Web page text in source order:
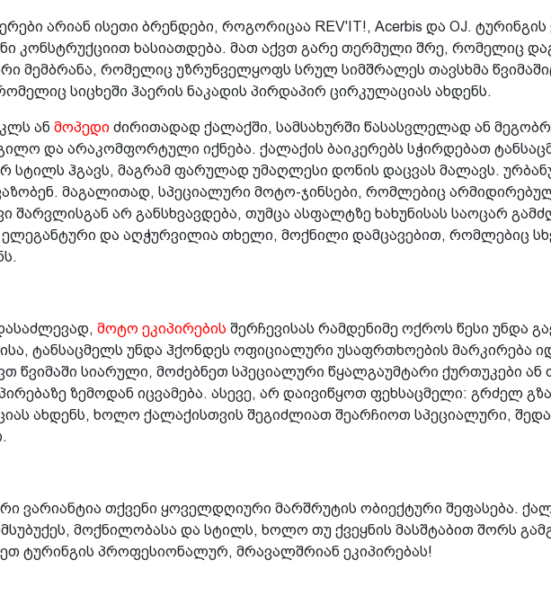
არიან ისეთი ბრენდები, როგორიცაა REV'IT!, Acerbis და OJ.
კონსტრუქციით ხასიათდება. მათ აქვთ გარე თერმული შრე, რომელიც
მემბრანა, რომელიც უზრუნველყოფს სრულ სიმშრალეს თავსხმა
სიცხეში ჰაერის ნაკადის პირდაპირ ცირკულაციას ახდენს.
ან მოპედი ძირითადად ქალაქში, სამსახურში წასასვლელად ან
და არაკომფორტული იქნება. ქალაქის ბაიკერებს სჭირდებათ
ჰგავს, მაგრამ ფარულად უმაღლესი დონის დაცვას მალავს.
მაგალითად, სპეციალური მოტო-ჯინსები, რომლებიც
შარვლისგან არ განსხვავდება, თუმცა ასფალტზე ხახუნისას საოცარ
ელეგანტური და აღჭურვილია თხელი, მოქნილი დამცავებით, რომლებიც
მოტო ეკიპირების შერჩევისას რამდენიმე ოქროს წესი უნდა
ტანსაცმელს უნდა ჰქონდეს ოფიციალური უსაფრთხოების მარკირება
წვიმაში სიარული, მოძებნეთ სპეციალური წყალგაუმტარი ქურთუკები ან
ზემოდან იცვამება. ასევე, არ დაივიწყოთ ფეხსაცმელი: გრძელ
ახდენს, ხოლო ქალაქისთვის შეგიძლიათ შეარჩიოთ სპეციალური,
ვარიანტია თქვენი ყოველდღიური მარშრუტის ობიექტური შეფასება.
მოქნილობასა და სტილს, ხოლო თუ ქვეყნის მასშტაბით შორს
ტურინგის პროფესიონალურ, მრავალშრიან ეკიპირებას!